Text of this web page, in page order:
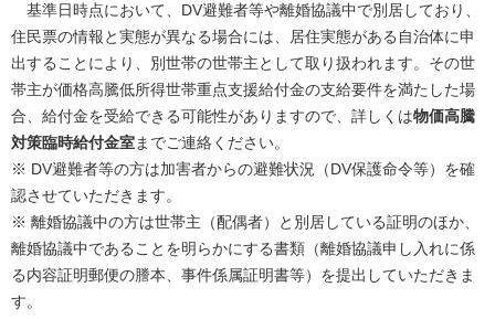
基準日時点において、DV避難者等や離婚協議中で別居しており、
住民票の情報と実態が異なる場合には、居住実態がある自治体に申
出することにより、別世帯の世帯主として取り扱われます。その世
帯主が価格高騰低所得世帯重点支援給付金の支給要件を満たした場
合、給付金を受給できる可能性がありますので、詳しくは物価高騰
対策臨時給付金室までご連絡ください。
※ DV避難者等の方は加害者からの避難状況（DV保護命令等）を確
認させていただきます。
※ 離婚協議中の方は世帯主（配偶者）と別居している証明のほか、
離婚協議中であることを明らかにする書類（離婚協議申し入れに係
る内容証明郵便の謄本、事件係属証明書等）を提出していただきま
す。​